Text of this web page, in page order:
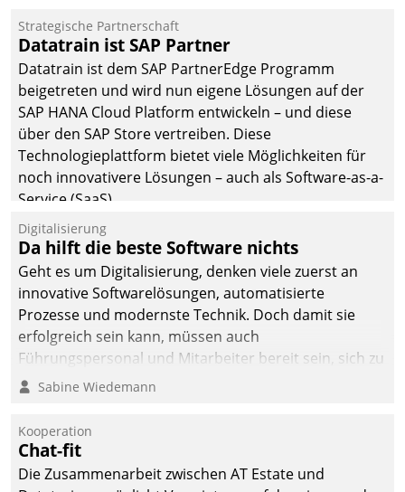
Jahresbeginn eine
Überblick, Einsicht und
Eingriff bietende Lösung.
Zur Entwicklung setzte
man auf
Cloudtechnologie,
bewährte und Startup-
Partner sowie erstmals
agile Projektmethoden.
Strategische Partnerschaft
Datatrain ist SAP Partner
Datatrain ist dem SAP PartnerEdge Programm
beigetreten und wird nun eigene Lösungen auf der
SAP HANA Cloud Platform entwickeln – und diese
über den SAP Store vertreiben. Diese
Technologieplattform bietet viele Möglichkeiten für
noch innovativere Lösungen – auch als Software-as-a-
Service (SaaS).
Digitalisierung
Da hilft die beste Software nichts
Geht es um Digitalisierung, denken viele zuerst an
innovative Softwarelösungen, automatisierte
Prozesse und modernste Technik. Doch damit sie
erfolgreich sein kann, müssen auch
Führungspersonal und Mitarbeiter bereit sein, sich zu
verändern und anzupassen, sonst werden sie an ihr
Sabine Wiedemann
Kooperation
Chat-fit
Die Zusammenarbeit zwischen AT Estate und